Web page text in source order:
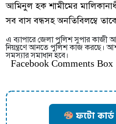
আমিনুল হক শামীমের
সব বাস বন্ধসহ অনতিবিলম্বে
এ ব্যাপারে জেলা পুলিশ সুপার কাজী
নিয়ন্ত্রণে আনতে পুলিশ কাজ করছে।
সমস্যার সমাধান হবে।
Facebook Comments Box
ফটো